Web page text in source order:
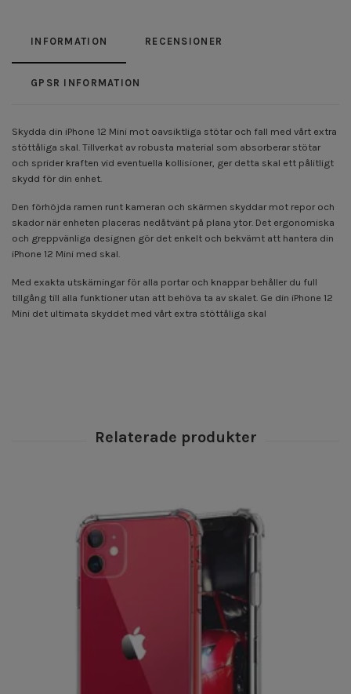
INFORMATION RECENSIONER
GPSR INFORMATION
Skydda din iPhone 12 Mini mot oavsiktliga stötar och fall med vårt extra
stöttåliga skal. Tillverkat av robusta material som absorberar stötar
och sprider kraften vid eventuella kollisioner, ger detta skal ett pålitligt
skydd för din enhet.
Den förhöjda ramen runt kameran och skärmen skyddar mot repor och
skador när enheten placeras nedåtvänt på plana ytor. Det ergonomiska
och greppvänliga designen gör det enkelt och bekvämt att hantera din
iPhone 12 Mini med skal.
Med exakta utskärningar för alla portar och knappar behåller du full
tillgång till alla funktioner utan att behöva ta av skalet. Ge din iPhone 12
Mini det ultimata skyddet med vårt extra stöttåliga skal